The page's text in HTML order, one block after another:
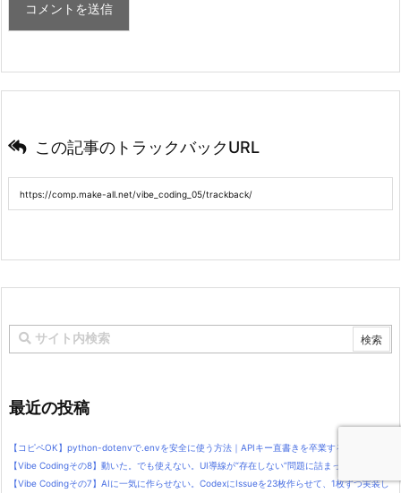
この記事のトラックバックURL
最近の投稿
【コピペOK】python-dotenvで.envを安全に使う方法｜APIキー直書きを卒業する
【Vibe Codingその8】動いた。でも使えない。UI導線が“存在しない”問題に詰まった
【Vibe Codingその7】AIに一気に作らせない。CodexにIssueを23枚作らせて、1枚ずつ実装し